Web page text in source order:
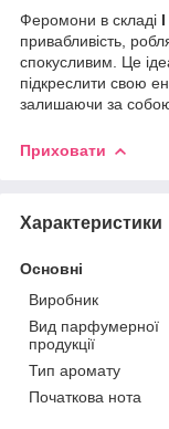
Феромони в складі
привабливість,
спокусливим. Це
підкреслити свою
залишаючи за
Приховати
Характеристики
Основні
Виробник
Вид парфумерної
продукції
Тип аромату
Початкова нота